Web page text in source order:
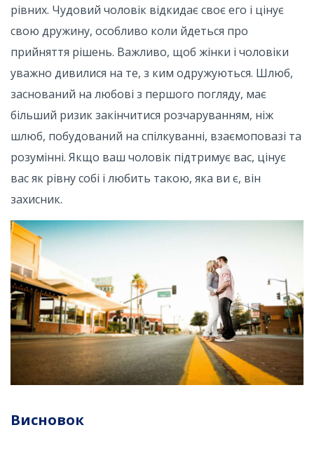
рівних. Чудовий чоловік відкидає своє его і цінує
свою дружину, особливо коли йдеться про
прийняття рішень. Важливо, щоб жінки і чоловіки
уважно дивилися на те, з ким одружуються. Шлюб,
заснований на любові з першого погляду, має
більший ризик закінчитися розчаруванням, ніж
шлюб, побудований на спілкуванні, взаємоповазі та
розумінні. Якщо ваш чоловік підтримує вас, цінує
вас як рівну собі і любить такою, яка ви є, він
захисник.
Висновок